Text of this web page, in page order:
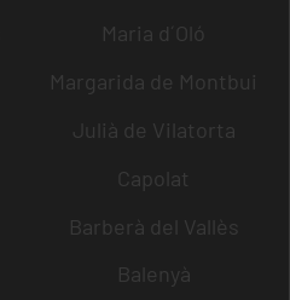
Maria d´Oló
Margarida de Montbui
Julià de Vilatorta
Capolat
Barberà del Vallès
Balenyà